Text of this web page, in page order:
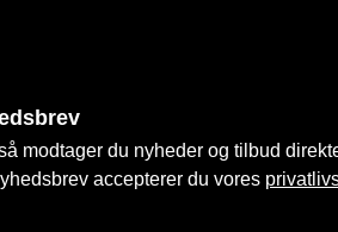
modtager du nyheder og tilbud
accepterer du vores